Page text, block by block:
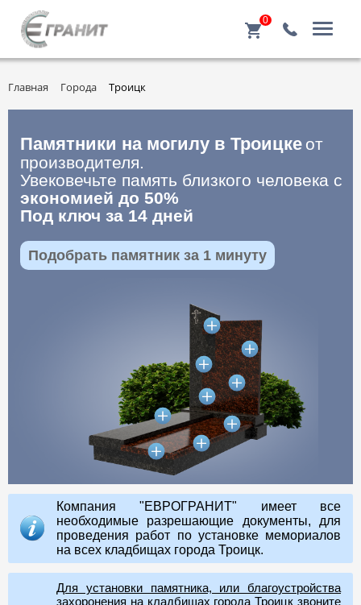
0
Главная Города Троицк
Памятники на могилу в Троицке от
производителя.
Увековечьте память близкого человека с
экономией до 50%
Под ключ за 14 дней
Подобрать памятник за 1 минуту
Компания "ЕВРОГРАНИТ" имеет все
необходимые разрешающие документы, для
проведения работ по установке мемориалов
на всех кладбищах города Троицк.
Для установки памятника, или благоустройства
захоронения на кладбищах города Троицк звоните